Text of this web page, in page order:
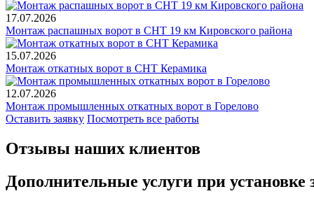
17.07.2026
Монтаж распашных ворот в СНТ 19 км Кировского района
15.07.2026
Монтаж откатных ворот в СНТ Керамика
12.07.2026
Монтаж промышленных откатных ворот в Горелово
Оставить заявку Посмотреть все работы
Отзывы наших клиентов
Дополнительные услуги при установке